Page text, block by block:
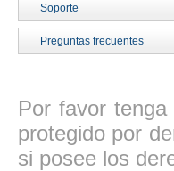
Soporte
Preguntas frecuentes
Por favor
protegido por
si posee los